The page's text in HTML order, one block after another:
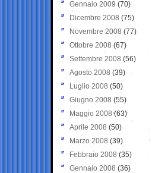
Gennaio 2009 (70)
Dicembre 2008 (75)
Novembre 2008 (77)
Ottobre 2008 (67)
Settembre 2008 (56)
Agosto 2008 (39)
Luglio 2008 (50)
Giugno 2008 (55)
Maggio 2008(63)
Aprile 2008 (50)
Marzo 2008 (39)
Febbraio 2008 (35)
Gennaio 2008 (36)